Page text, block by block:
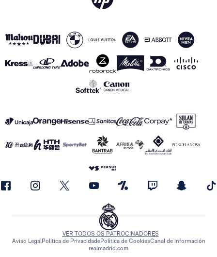
VER TODOS OS PATROCINADORES
Aviso LegalPolítica de PrivacidadePolítica de CookiesCanal de información
realmadrid.com